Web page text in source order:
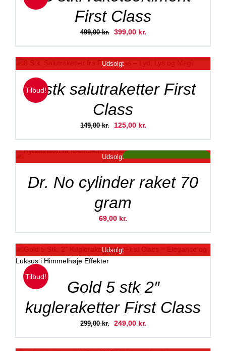
First Class
499,00kr.
Den
var:
399,00 kr.
er:
Udsolgt
Tilbud!
8 stk salutraketter First
Class
149,00kr.
Den
var:
125,00 kr.
er:
Udsolgt
Tilbud!
ved 2 stk. kun 99,- kr
Dr. No cylinder raket 70
gram
69,00 kr.
Udsolgt
Tilbud!
Gold 5 stk 2″
kugleraketter First Class
299,00kr.
Den
249,00 kr.